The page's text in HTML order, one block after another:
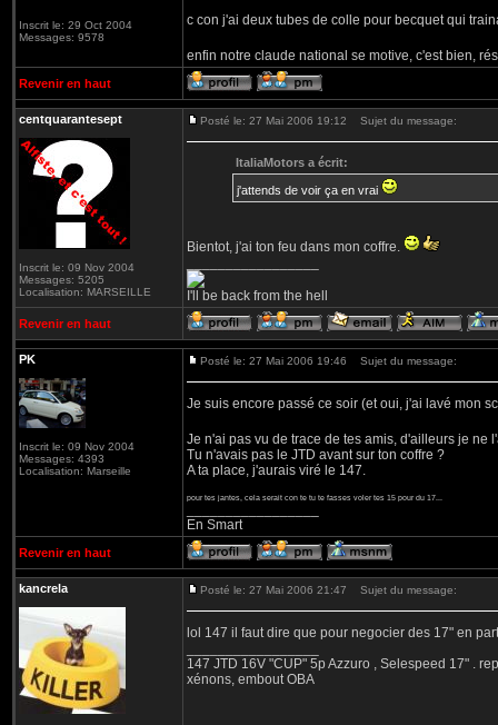
Inscrit le: 29 Oct 2004
Messages: 9578
c con j'ai deux tubes de colle pour becquet qui
enfin notre claude national se motive, c'est bien,
Revenir en haut
centquarantesept
Inscrit le: 09 Nov 2004
Messages: 5205
Localisation: MARSEILLE
Posté le: 27 Mai 2006 19:12 Sujet du message:
ItaliaMotors a écrit:
j'attends de voir ça en vrai
Bientot, j'ai ton feu dans mon coffre.
I'll be back from the hell
Revenir en haut
PK
Inscrit le: 09 Nov 2004
Messages: 4393
Localisation: Marseille
Posté le: 27 Mai 2006 19:46 Sujet du message:
Je suis encore passé ce soir (et oui, j'ai lavé mon
Je n'ai pas vu de trace de tes amis, d'ailleurs je ne
Tu n'avais pas le JTD avant sur ton coffre ?
A ta place, j'aurais viré le 147.
pour tes jantes, cela serait con te tu te fasses voler tes 15 pour du 17...
En Smart
Revenir en haut
kancrela Posté le: 27 Mai 2006 21:47 Sujet du message:
lol 147 il faut dire que pour negocier des 17" en
147 JTD 16V "CUP" 5p Azzuro , Selespeed 17" .
xénons, embout OBA